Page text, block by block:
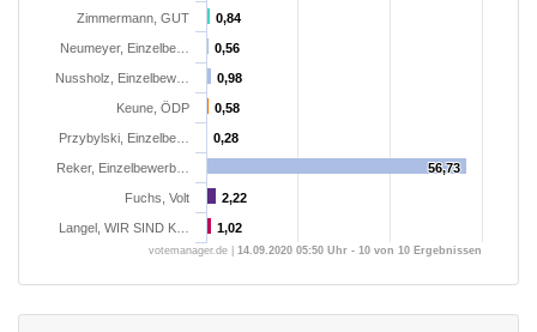
0,84
0,84
0,56
0,56
0,98
0,98
0,58
0,58
0,28
0,28
56,73
56,73
2,22
2,22
1,02
1,02
Zimmermann, GUT
Neumeyer, Einzelbe…
Nussholz, Einzelbew…
Keune, ÖDP
Przybylski, Einzelbe…
Reker, Einzelbewerb…
Fuchs, Volt
Langel, WIR SIND K…
votemanager.de | 14.09.2020 05:50 Uhr - 10 von 10 Ergebnissen